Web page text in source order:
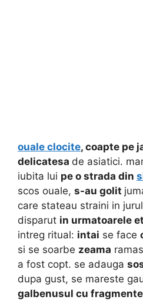
ouale clocite, coapte pe
delicatesa de asiatici.
iubita lui pe o strada din
scos ouale, s-au golit
care stateau straini in
disparut in urmatoarele
intreg ritual: intai se face
si se soarbe zeama
a fost copt. se adauga
dupa gust, se mareste
galbenusul cu